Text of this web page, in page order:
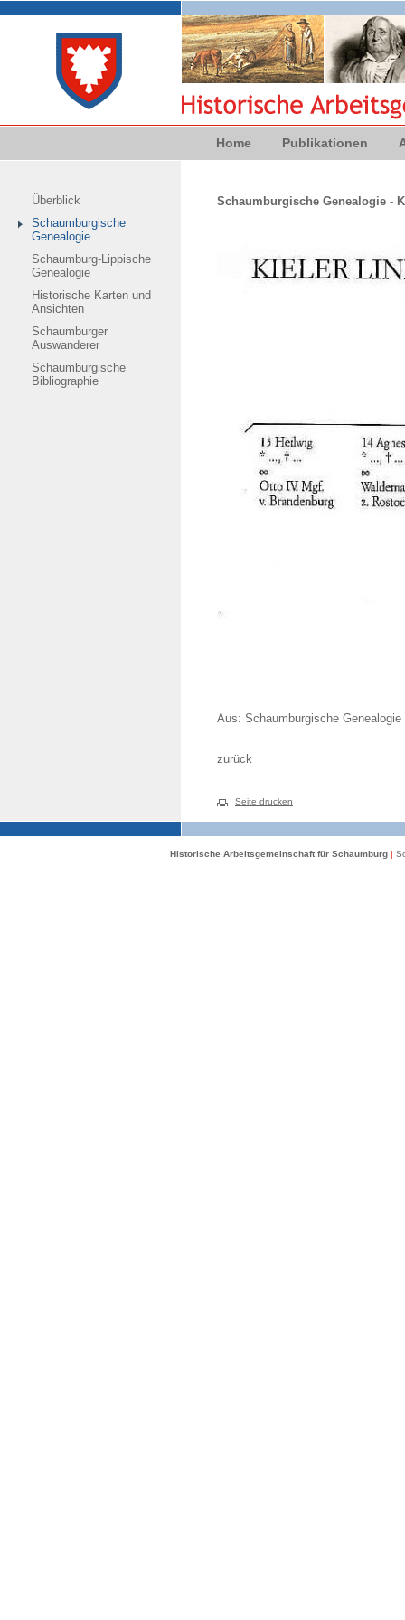
Home Publikationen
Überblick
Schaumburgische
Genealogie
Schaumburg-Lippische
Genealogie
Historische Karten und
Ansichten
Schaumburger
Auswanderer
Schaumburgische
Bibliographie
Schaumburgische Genealogie -
Aus: Schaumburgische
zurück
Seite drucken
Historische Arbeitsgemeinschaft für Schaumburg |